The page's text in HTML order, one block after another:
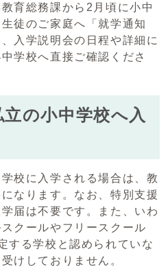
育総務課から2月頃に小中
徒のご家庭へ「就学通知
入学説明会の日程や詳細に
学校へ直接ご確認くださ
の小中学校へ入
校に入学される場合は、教
なります。なお、特別支援
届は不要です。また、いわ
クールやフリースクール
する学校と認められていな
けしておりません。